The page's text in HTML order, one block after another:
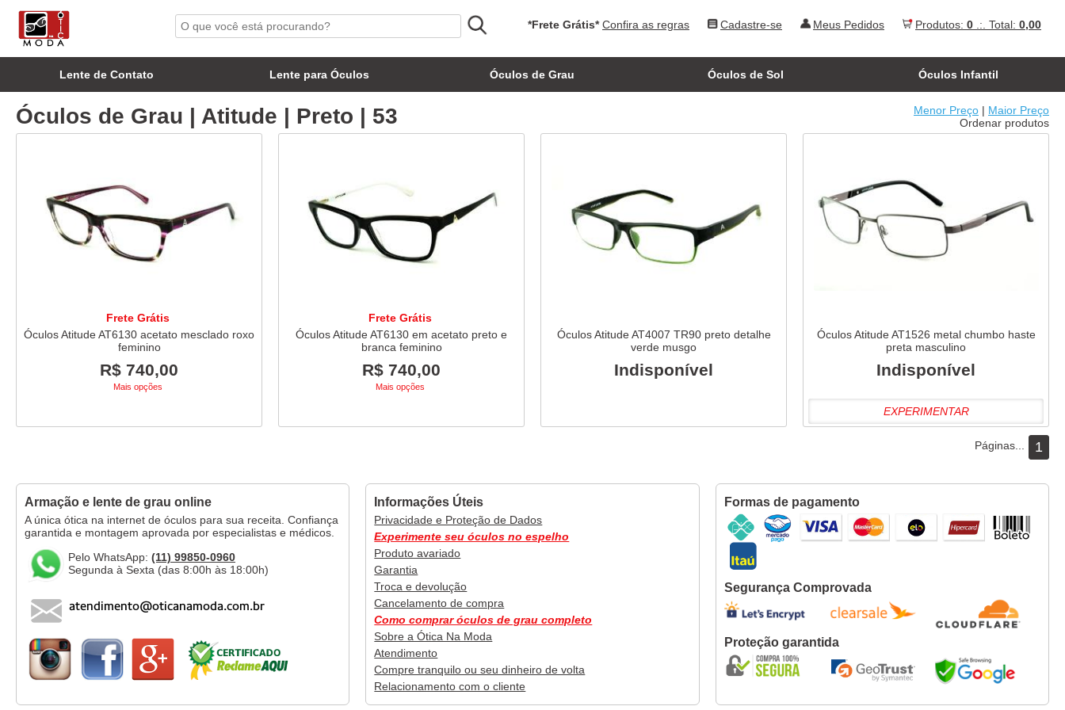
Produtos: 0 .:. Total: 0,00
Meus Pedidos
Cadastre-se
*Frete Grátis* Confira as regras
Lente de Contato Lente para Óculos Óculos de Grau Óculos de Sol Óculos Infantil
Óculos de Grau | Atitude | Preto | 53 Menor Preço| Maior Preço
Ordenar produtos
Frete Grátis
Óculos Atitude AT6130 acetato mesclado roxo
feminino
R$ 740,00
Mais opções
Frete Grátis
Óculos Atitude AT6130 em acetato preto e
branca feminino
R$ 740,00
Mais opções
Óculos Atitude AT4007 TR90 preto detalhe
verde musgo
Indisponível
Óculos Atitude AT1526 metal chumbo haste
preta masculino
Indisponível
EXPERIMENTAR
Páginas... 1
Armação e lente de grau online
A única ótica na internet de óculos para sua receita. Confiança
garantida e montagem aprovada por especialistas e médicos.
Pelo WhatsApp: (11) 99850-0960
Segunda à Sexta (das 8:00h às 18:00h)
Informações Úteis
Privacidade e Proteção de Dados
Experimente seu óculos no espelho
Produto avariado
Garantia
Troca e devolução
Cancelamento de compra
Como comprar óculos de grau completo
Sobre a Ótica Na Moda
Atendimento
Compre tranquilo ou seu dinheiro de volta
Relacionamento com o cliente
Formas de pagamento
Segurança Comprovada
Proteção garantida